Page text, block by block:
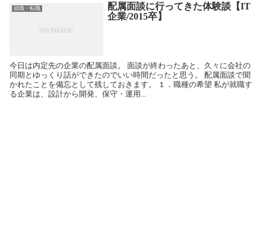
就職・転職
配属面談に行ってきた体験談【IT
企業/2015卒】
今日は内定先の企業の配属面談。 面談が終わったあと、久々に会社の
同期とゆっくり話ができたのでいい時間だったと思う。 配属面談で聞
かれたことを備忘として残しておきます。 １．職種の希望 私が就職す
る企業は、設計から開発、保守・運用...